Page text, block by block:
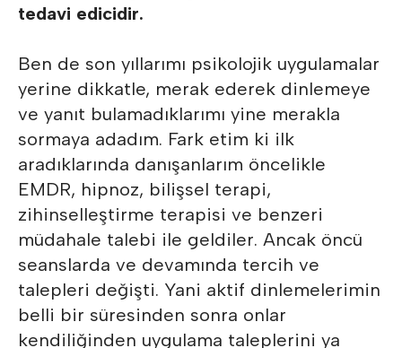
tedavi edicidir.
Ben de son yıllarımı psikolojik uygulamalar
yerine dikkatle, merak ederek dinlemeye
ve yanıt bulamadıklarımı yine merakla
sormaya adadım. Fark etim ki ilk
aradıklarında danışanlarım öncelikle
EMDR, hipnoz, bilişsel terapi,
zihinselleştirme terapisi ve benzeri
müdahale talebi ile geldiler. Ancak öncü
seanslarda ve devamında tercih ve
talepleri değişti. Yani aktif dinlemelerimin
belli bir süresinden sonra onlar
kendiliğinden uygulama taleplerini ya